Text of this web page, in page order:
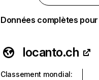
Données complètes
locanto.ch
Classement mondial: